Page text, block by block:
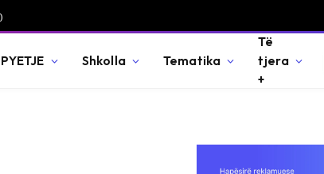
PYETJE Shkolla Tematika
Të
tjera
+